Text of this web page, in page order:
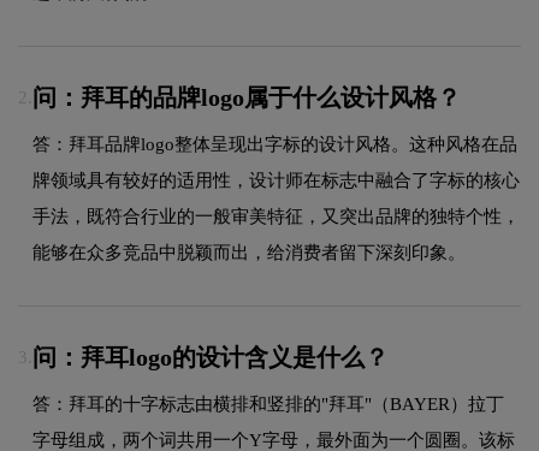
2. 问：拜耳的品牌logo属于什么设计风格？
答：拜耳品牌logo整体呈现出字标的设计风格。这种风格在品
牌领域具有较好的适用性，设计师在标志中融合了字标的核心
手法，既符合行业的一般审美特征，又突出品牌的独特个性，
能够在众多竞品中脱颖而出，给消费者留下深刻印象。
3. 问：拜耳logo的设计含义是什么？
答：拜耳的十字标志由横排和竖排的"拜耳"（BAYER）拉丁
字母组成，两个词共用一个Y字母，最外面为一个圆圈。该标